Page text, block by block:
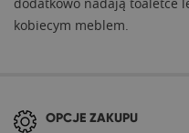
dodatkowo nadają toaletce
kobiecym meblem.
OPCJE ZAKUPU